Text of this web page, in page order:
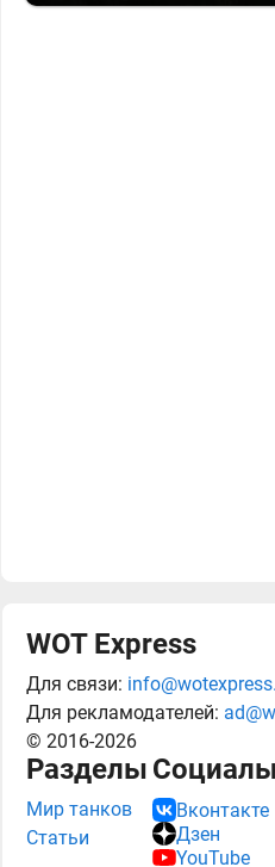
WOT Express
Для связи:
Для рекламодателей:
© 2016-2026
Разделы
Мир танков
Статьи
Вконтакте
Дзен
YouTube